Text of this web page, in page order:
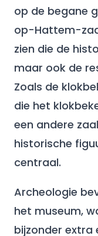
op de begane
op-Hattem-
zien die de
maar ook de
Zoals de
die het
een andere
historische
centraal.
Archeologie
het museum,
bijzonder extra